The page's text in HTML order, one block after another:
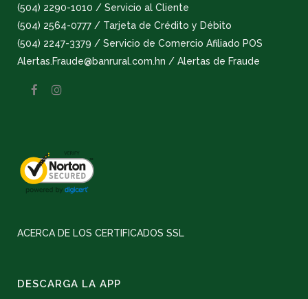
(504) 2290-1010 / Servicio al Cliente
(504) 2564-0777 / Tarjeta de Crédito y Débito
(504) 2247-3379 / Servicio de Comercio Afiliado POS
Alertas.Fraude@banrural.com.hn / Alertas de Fraude
ACERCA DE LOS CERTIFICADOS SSL
DESCARGA LA APP